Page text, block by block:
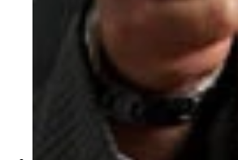
自身初のW杯出場となった
25番や7番を背負う年もあっ